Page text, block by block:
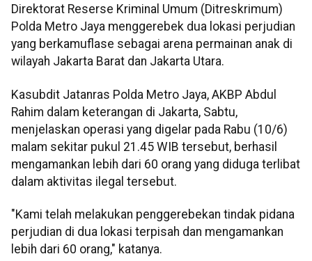
Direktorat Reserse Kriminal Umum (Ditreskrimum)
Polda Metro Jaya menggerebek dua lokasi perjudian
yang berkamuflase sebagai arena permainan anak di
wilayah Jakarta Barat dan Jakarta Utara.
Kasubdit Jatanras Polda Metro Jaya, AKBP Abdul
Rahim dalam keterangan di Jakarta, Sabtu,
menjelaskan operasi yang digelar pada Rabu (10/6)
malam sekitar pukul 21.45 WIB tersebut, berhasil
mengamankan lebih dari 60 orang yang diduga terlibat
dalam aktivitas ilegal tersebut.
"Kami telah melakukan penggerebekan tindak pidana
perjudian di dua lokasi terpisah dan mengamankan
lebih dari 60 orang," katanya.